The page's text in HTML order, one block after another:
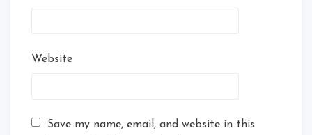
Website
Save my name, email, and website in this